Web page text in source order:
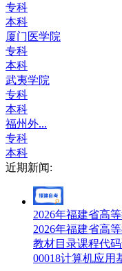
专科
本科
厦门医学院
专科
本科
武夷学院
专科
本科
福州外...
专科
本科
近期新闻:
2026年福建省高
2026年福建省高
教材目录课程代
00018计算机应用